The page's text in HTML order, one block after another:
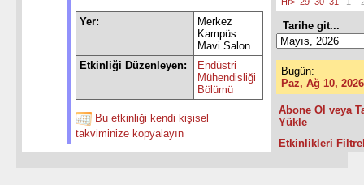
Yer:
Merkez
Kampüs
Mavi Salon
Etkinliği Düzenleyen:
Endüstri
Mühendisliği
Bölümü
Bu etkinliği kendi kişisel
takviminize kopyalayın
Tarihe git...
Bugün:
Paz, Ağ 10, 2026
Abone Ol veya
Yükle
Etkinlikleri